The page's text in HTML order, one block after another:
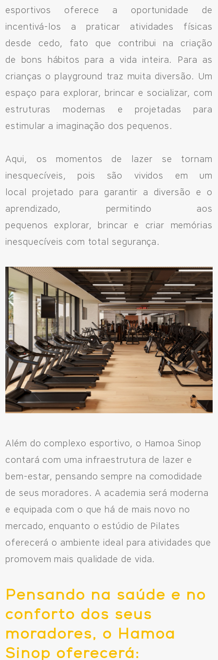
esportivos oferece a oportunidade de
incentivá-los a praticar atividades físicas
desde cedo, fato que contribui na criação
de bons hábitos para a vida inteira. Para as
crianças o playground traz muita diversão. Um
espaço para explorar, brincar e socializar, com
estruturas modernas e projetadas para
estimular a imaginação dos pequenos.
Aqui, os momentos de lazer se tornam
inesquecíveis, pois são vividos em um
local projetado para garantir a diversão e o
aprendizado, permitindo aos
pequenos explorar, brincar e criar memórias
inesquecíveis com total segurança.
Além do complexo esportivo, o Hamoa Sinop
contará com uma infraestrutura de lazer e
bem-estar, pensando sempre na comodidade
de seus moradores. A academia será moderna
e equipada com o que há de mais novo no
mercado, enquanto o estúdio de Pilates
oferecerá o ambiente ideal para atividades que
promovem mais qualidade de vida.
Pensando na saúde e no
conforto dos seus
moradores, o Hamoa
Sinop oferecerá: